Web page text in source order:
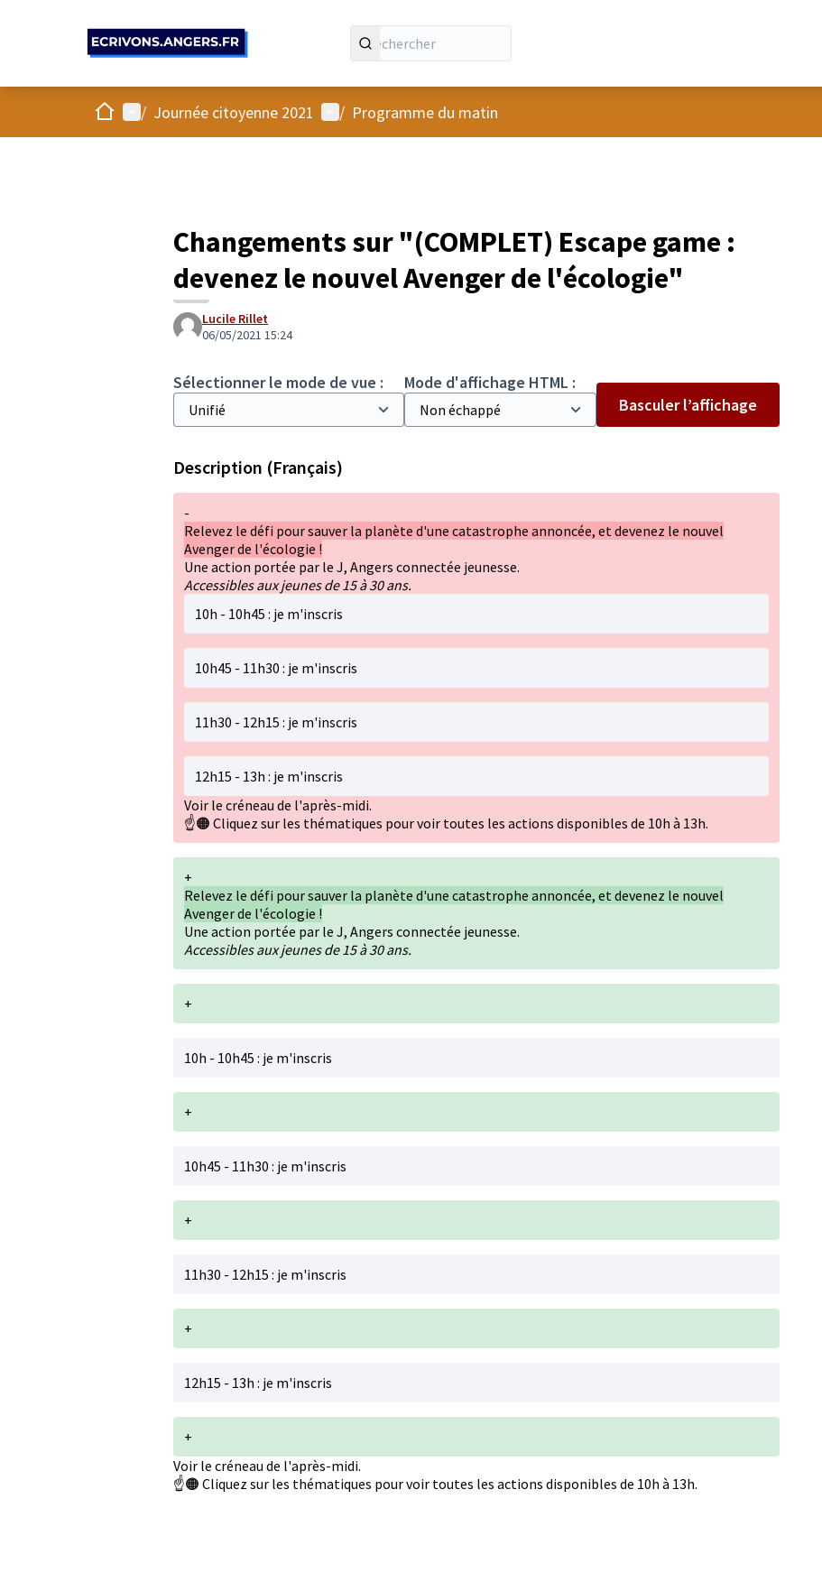
AccueilMenu principal
/ Journée citoyenne 2021 Menu utilisateur
/ Programme du matin
Changements sur "(COMPLET) Escape game :
devenez le nouvel Avenger de l'écologie"
Lucile Rillet
06/05/2021 15:24
Sélectionner le mode de vue :
Mode d'affichage HTML :
Basculer l’affichage
Description (Français)
-
Relevez le défi pour sauver la planète d'une catastrophe annoncée, et devenez le nouvel
Avenger de l'écologie !
Une action portée par le J, Angers connectée jeunesse.
Accessibles aux jeunes de 15 à 30 ans.
10h - 10h45 : je m'inscris
10h45 - 11h30 : je m'inscris
11h30 - 12h15 : je m'inscris
12h15 - 13h : je m'inscris
Voir le créneau de l'après-midi.
☝️🟠 Cliquez sur les thématiques pour voir toutes les actions disponibles de 10h à 13h.
+
Relevez le défi pour sauver la planète d'une catastrophe annoncée, et devenez le nouvel
Avenger de l'écologie !
Une action portée par le J, Angers connectée jeunesse.
Accessibles aux jeunes de 15 à 30 ans.
+
10h - 10h45 : je m'inscris
+
10h45 - 11h30 : je m'inscris
+
11h30 - 12h15 : je m'inscris
+
12h15 - 13h : je m'inscris
+
Voir le créneau de l'après-midi.
☝️🟠 Cliquez sur les thématiques pour voir toutes les actions disponibles de 10h à 13h.